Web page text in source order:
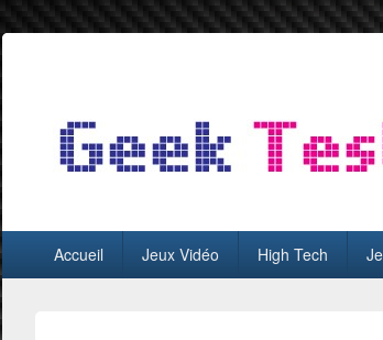
GeekTest
principalAccueil Jeux Vidéo High Tech